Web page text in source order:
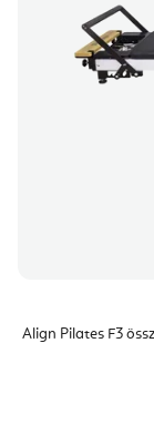
Align Pilates F3